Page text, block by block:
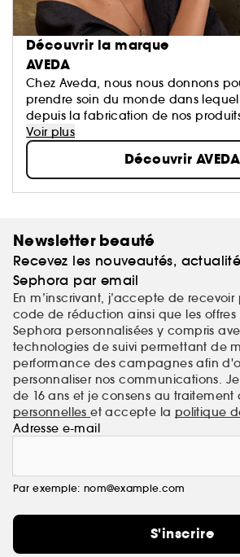
Découvrir la marque
AVEDA
Chez Aveda, nous nous donnons
prendre soin du monde dans lequel
depuis la fabrication de nos
manière de rendre à la société une
nous en avons reçu.
Voir plus
Découvrir AVEDA
Newsletter beauté
Recevez les nouveautés,
Sephora par email
En m’inscrivant, j’accepte de
code de réduction ainsi que les
Sephora personnalisées y compris
technologies de suivi permettant de
performance des campagnes afin
personnaliser nos communications.
de 16 ans et je consens au traitement
personnelleset accepte la politique
Adresse e-mail
Par exemple: nom@example.com
S'inscrire